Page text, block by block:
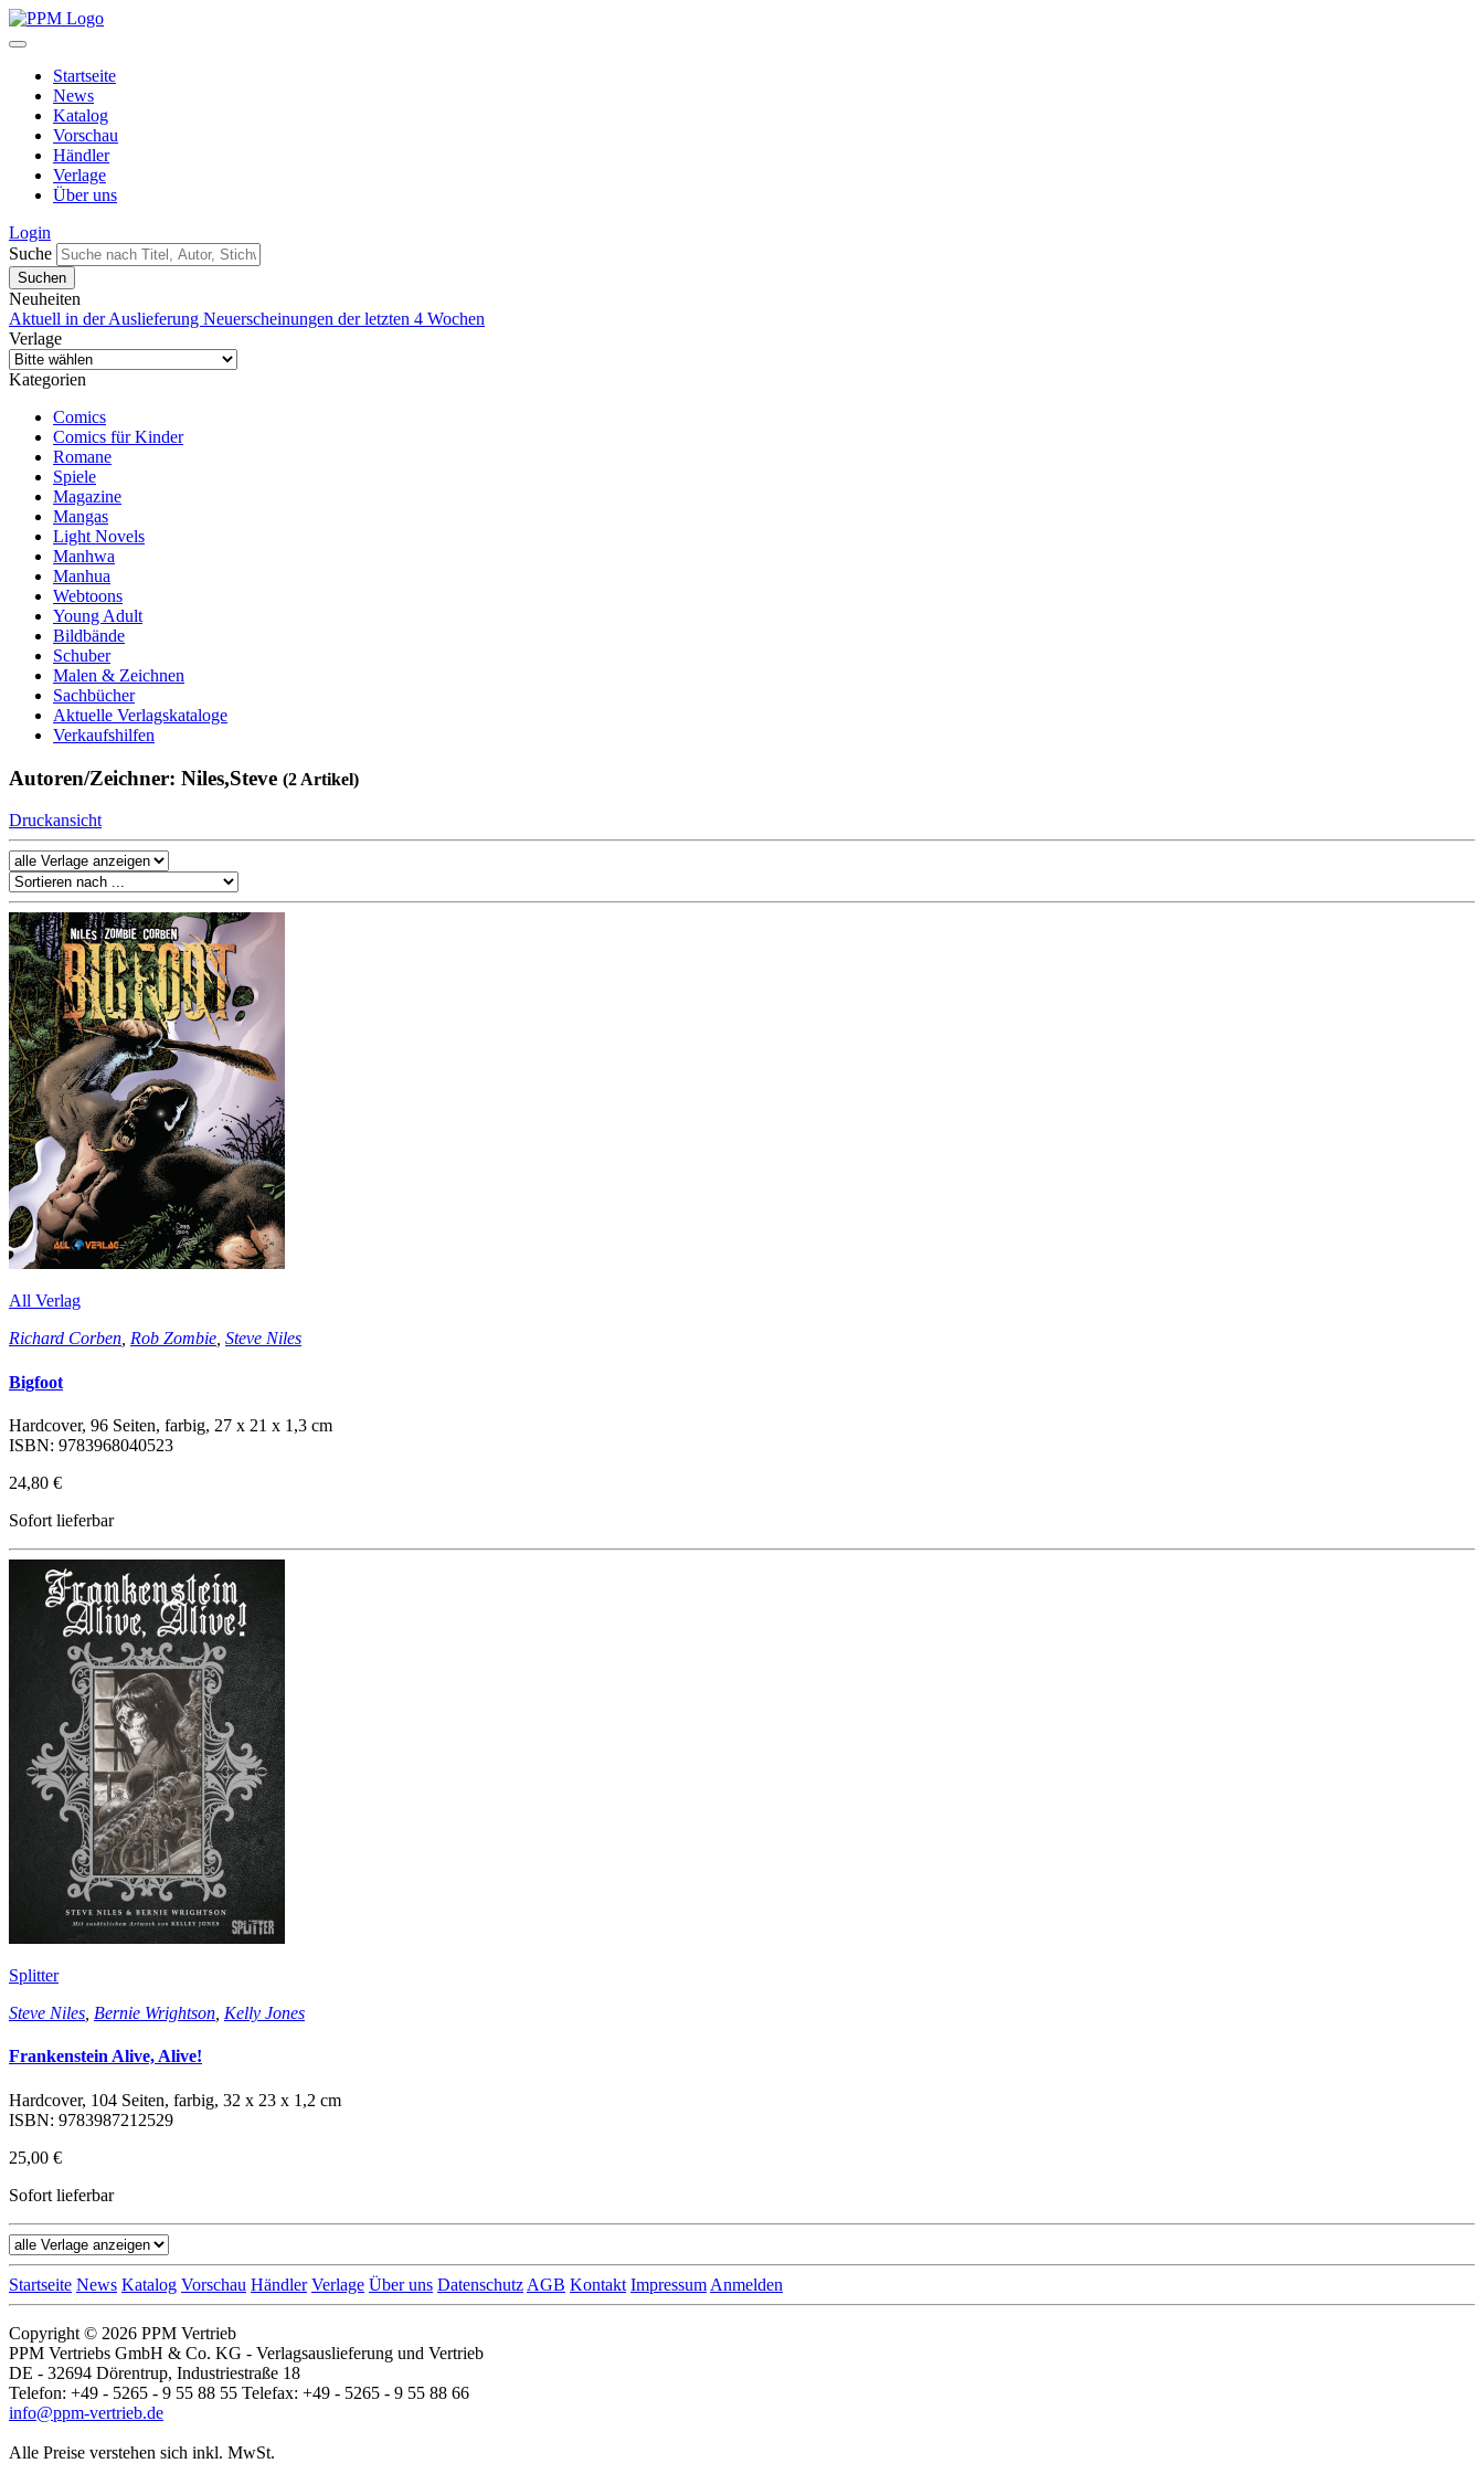
Startseite
News
Katalog
Vorschau
Händler
Verlage
Über uns
Login
Suche
Neuheiten
Aktuell in der Auslieferung Neuerscheinungen der letzten 4 Wochen
Verlage
Kategorien
Comics
Comics für Kinder
Romane
Spiele
Magazine
Mangas
Light Novels
Manhwa
Manhua
Webtoons
Young Adult
Bildbände
Schuber
Malen & Zeichnen
Sachbücher
Aktuelle Verlagskataloge
Verkaufshilfen
Autoren/Zeichner: Niles,Steve (2 Artikel)
Druckansicht
All Verlag
Richard Corben, Rob Zombie, Steve Niles
Bigfoot
Hardcover, 96 Seiten, farbig, 27 x 21 x 1,3 cm
ISBN: 9783968040523
24,80 €
Sofort lieferbar
Splitter
Steve Niles Bernie Wrightson Kelly Jones
Frankenstein Alive, Alive!
Hardcover, 104 Seiten, farbig, 32 x 23 x 1,2 cm
ISBN: 9783987212529
25,00 €
Sofort lieferbar
Startseite News Katalog Vorschau Händler Verlage Über uns Datenschutz AGB Kontakt Impressum Anmelden
Copyright © 2026 PPM Vertrieb
PPM Vertriebs GmbH & Co. KG - Verlagsauslieferung und Vertrieb
DE - 32694 Dörentrup, Industriestraße 18
Telefon: +49 - 5265 - 9 55 88 55 Telefax: +49 - 5265 - 9 55 88 66
info@ppm-vertrieb.de
Alle Preise verstehen sich inkl. MwSt.